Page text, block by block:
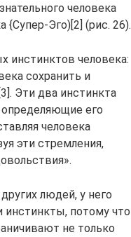
человека
{Супер-Эго)[2] (рис. 26).
инстинктов человека:
сохранить и
Эти два инстинкта
его
человека
эти стремления,
людей, у него
потому что
не только